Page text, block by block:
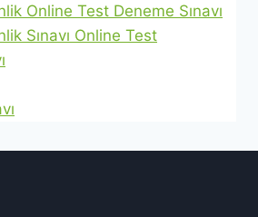
Online Test Deneme Sınavı
Sınavı Online Test